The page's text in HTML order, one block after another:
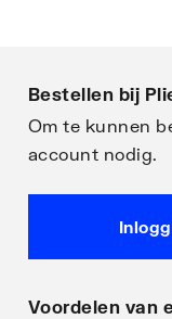
Bestellen bij
Om te kunnen
account nodig.
Voordelen van